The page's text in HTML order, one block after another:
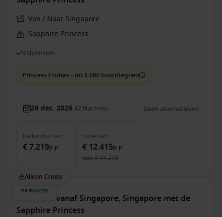
Van / Naar Singapore
Sapphire Princess
Volpension
Princess Cruises - tot $ 600 boordtegoed
26 dec. 2026 42 Nachten Geen alternatieven
Balkonhutvan
€ 7.219p.p.
Suite van
€ 12.415p.p.
was€ 14.270
Alleen Cruise
Oost-Azië vanaf Singapore, Singapore met de
Sapphire Princess